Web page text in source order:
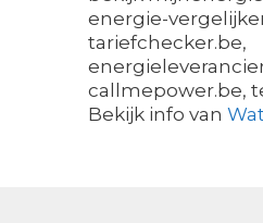
energie-
tariefchecker.be,
callmepower.be,
Bekijk info van